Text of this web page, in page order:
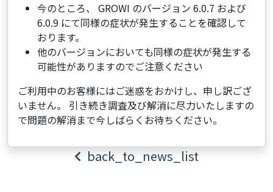
今のところ、 GROWI のバージョン 6.0.7 および
6.0.9 にて同様の症状が発生することを確認して
おります。
他のバージョンにおいても同様の症状が発生する
可能性がありますのでご注意ください
ご利用中のお客様にはご迷惑をおかけし、申し訳ござ
いません。 引き続き調査及び解消に尽力いたしますの
で問題の解消まで今しばらくお待ちください。
back_to_news_list